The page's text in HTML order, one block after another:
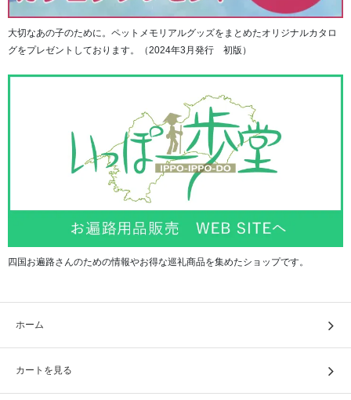
大切なあの子のために。ペットメモリアルグッズをまとめたオリジナルカタロ
グをプレゼントしております。（2024年3月発行 初版）
四国お遍路さんのための情報やお得な巡礼商品を集めたショップです。
ホーム
カートを見る